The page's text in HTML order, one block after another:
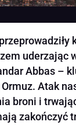
uderzając
Abbas –
Atak
broni i
zakończyć